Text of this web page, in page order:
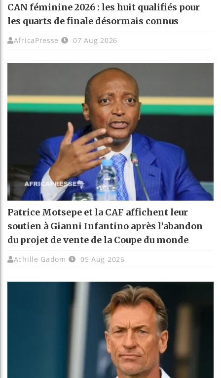
CAN féminine 2026 : les huit qualifiés pour
les quarts de finale désormais connus
AfricaPresse 07 Aug 2026
Patrice Motsepe et la CAF affichent leur
soutien à Gianni Infantino après l’abandon
du projet de vente de la Coupe du monde
Achille Gadom 05 Aug 2026